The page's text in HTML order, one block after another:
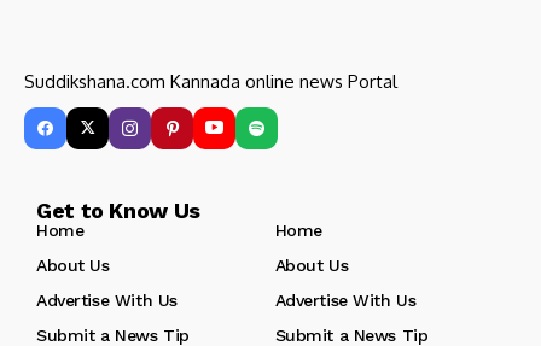
Suddikshana.com Kannada online news Portal
Get to Know Us
Home
Home
About Us
About Us
Advertise With Us
Advertise With Us
Submit a News Tip
Submit a News Tip